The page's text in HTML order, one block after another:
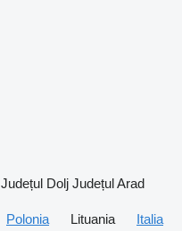
Județul Dolj Județul Arad
Polonia Lituania
Italia